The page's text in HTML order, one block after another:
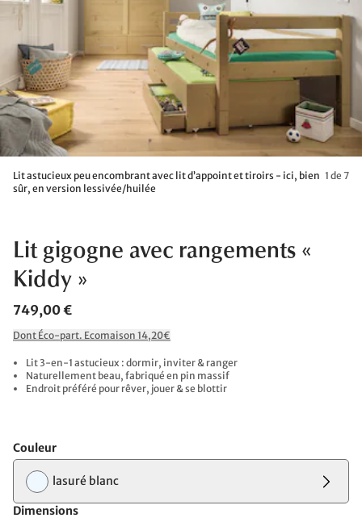
Lit astucieux peu encombrant avec lit d’appoint et tiroirs - ici, bien
sûr, en version lessivée/huilée
1 de 7
Lit gigogne avec rangements «
Kiddy »
749,00 €
Dont Éco-part. Ecomaison 14,20€
Lit 3-en-1 astucieux : dormir, inviter & ranger
Naturellement beau, fabriqué en pin massif
Endroit préféré pour rêver, jouer & se blottir
Couleur
lasuré blanc
Dimensions